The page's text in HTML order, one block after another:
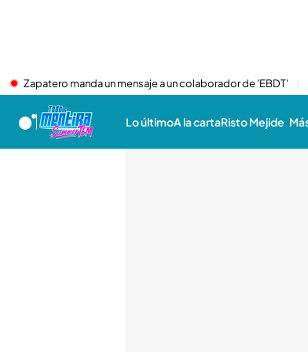
Zapatero manda un mensaje a un colaborador de 'EBDT'
Lo últimoA la cartaRisto Mejide